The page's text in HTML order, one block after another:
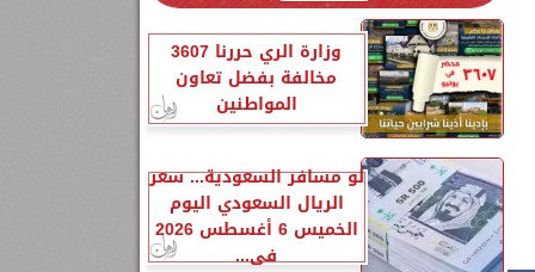
وزارة الري حررنا 3607
مخالفة بفضل تعاون
المواطنين
لو مسافر السعودية... سعر
الريال السعودي اليوم
الخميس 6 أغسطس 2026
في...